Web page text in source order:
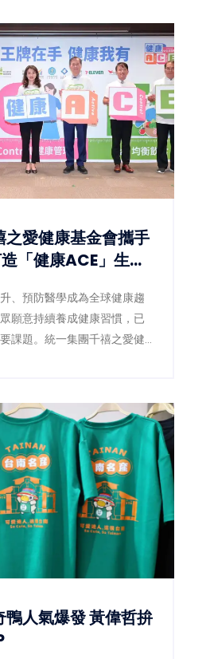
之愛健康基金會攜手
「健康ACE」生態
、預防醫學成為全球健康趨
願意持續養成健康習慣，已
課題。統一集團千禧之愛健
壓、量腰圍、均衡飲食等健
，透過數位積分與獎勵機
型態改變開始，降低慢性疾
康新生態。
爆發 黃偉哲拚